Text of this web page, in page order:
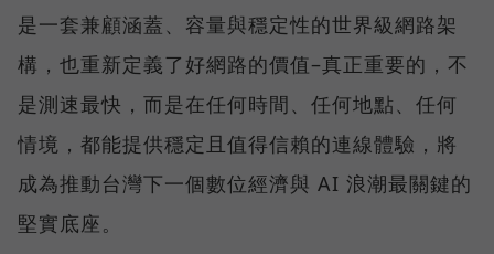
是一套兼顧涵蓋、容量與穩定性的世界級網路架
構，也重新定義了好網路的價值–真正重要的，不
是測速最快，而是在任何時間、任何地點、任何
情境，都能提供穩定且值得信賴的連線體驗，將
成為推動台灣下一個數位經濟與 AI 浪潮最關鍵的
堅實底座。